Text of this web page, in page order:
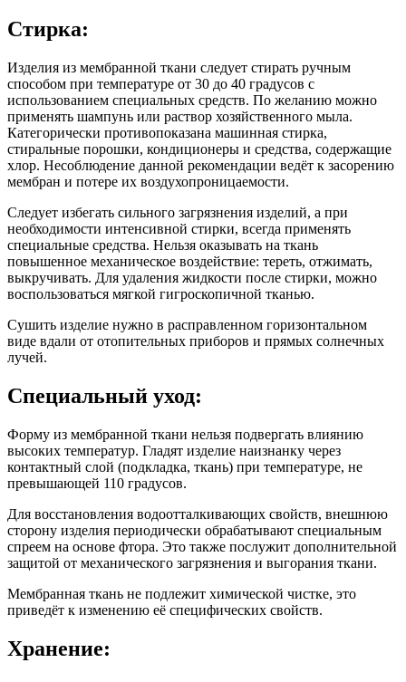
Стирка:
Изделия из мембранной ткани следует стирать ручным
способом при температуре от 30 до 40 градусов с
использованием специальных средств. По желанию можно
применять шампунь или раствор хозяйственного мыла.
Категорически противопоказана машинная стирка,
стиральные порошки, кондиционеры и средства, содержащие
хлор. Несоблюдение данной рекомендации ведёт к засорению
мембран и потере их воздухопроницаемости.
Следует избегать сильного загрязнения изделий, а при
необходимости интенсивной стирки, всегда применять
специальные средства. Нельзя оказывать на ткань
повышенное механическое воздействие: тереть, отжимать,
выкручивать. Для удаления жидкости после стирки, можно
воспользоваться мягкой гигроскопичной тканью.
Сушить изделие нужно в расправленном горизонтальном
виде вдали от отопительных приборов и прямых солнечных
лучей.
Специальный уход:
Форму из мембранной ткани нельзя подвергать влиянию
высоких температур. Гладят изделие наизнанку через
контактный слой (подкладка, ткань) при температуре, не
превышающей 110 градусов.
Для восстановления водоотталкивающих свойств, внешнюю
сторону изделия периодически обрабатывают специальным
спреем на основе фтора. Это также послужит дополнительной
защитой от механического загрязнения и выгорания ткани.
Мембранная ткань не подлежит химической чистке, это
приведёт к изменению её специфических свойств.
Хранение: